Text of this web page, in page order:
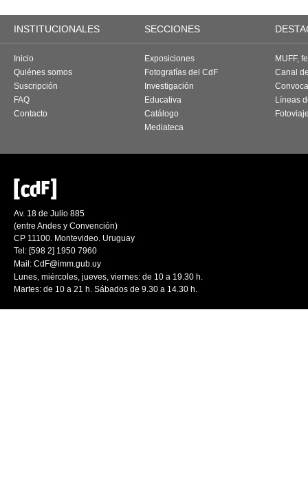
INSTITUCIONALES SECCIONES
Inicio
Quiénes somos
Suscripción
FAQ
Contacto
Exposiciones
Fotografías del CdF
Investigación
Educativa
Catálogo
Mediateca
MUFF,
Canal
Líneas
Av. 18 de Julio 885
(entre Andes y Convención)
CP 11100. Montevideo. Uruguay
Tel: [598 2] 1950 7960
Mail: CdF@imm.gub.uy
Lunes, miércoles, jueves, viernes: de 10 a 19.30 h.
Martes: de 10 a 21 h. Sábados de 9.30 a 14.30 h.